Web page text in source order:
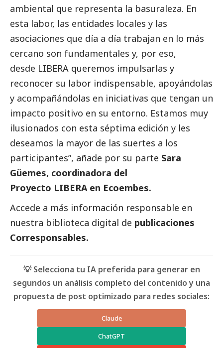
ambiental que representa la basuraleza. En
esta labor, las entidades locales y las
asociaciones que día a día trabajan en lo más
cercano son fundamentales y, por eso,
desde LIBERA queremos impulsarlas y
reconocer su labor indispensable, apoyándolas
y acompañándolas en iniciativas que tengan un
impacto positivo en su entorno. Estamos muy
ilusionados con esta séptima edición y les
deseamos la mayor de las suertes a los
participantes”, añade por su parte Sara
Güemes, coordinadora del
Proyecto LIBERA en Ecoembes.
Accede a más información responsable en
nuestra biblioteca digital de publicaciones
Corresponsables.
💡 Selecciona tu IA preferida para generar en
segundos un análisis completo del contenido y una
propuesta de post optimizado para redes sociales:
Claude
ChatGPT